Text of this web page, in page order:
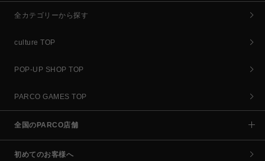
全カテゴリーから探す
culture TOP
POP-UP SHOP TOP
PARCO GAMES TOP
全国のPARCO店舗
初めてのお客様へ